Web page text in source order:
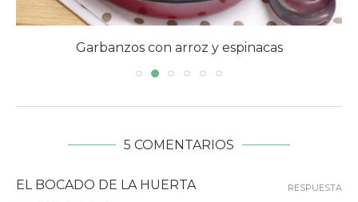
Garbanzos con arroz y espinacas
5 COMENTARIOS
EL BOCADO DE LA HUERTA RESPUESTA